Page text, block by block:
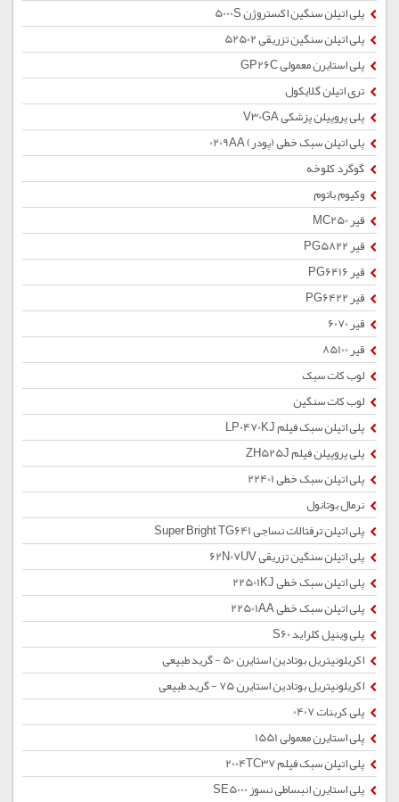
پلی اتیلن سنگین اکستروژن 5000S
پلی اتیلن سنگین تزریقی 52502
پلی استایرن معمولی GP26C
تری اتیلن گلایکول
پلی پروپیلن پزشکی V30GA
پلی اتیلن سبک خطی (پودر) 0209AA
گوگرد کلوخه
وکیوم باتوم
قیر MC250
قیر PG5822
قیر PG6416
قیر PG6422
قیر 6070
قیر 85100
لوب کات سبک
لوب کات سنگین
پلی اتیلن سبک فیلم LP0470KJ
پلی پروپیلن فیلم ZH525J
پلی اتیلن سبک خطی 22401
نرمال بوتانول
پلی اتیلن ترفتالات نساجی Super Bright TG641
پلی اتیلن سنگین تزریقی 62N07UV
پلی اتیلن سبک خطی 22501KJ
پلی اتیلن سبک خطی 22501AA
پلی وینیل کلراید S60
اکریلونیتریل بوتادین استایرن 50 - گرید طبیعی
اکریلونیتریل بوتادین استایرن 75 - گرید طبیعی
پلی کربنات 0407
پلی استایرن معمولی 1551
پلی اتیلن سبک فیلم 2004TC37
پلی استایرن انبساطی نسوز SE5000